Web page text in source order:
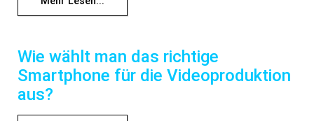
Wie wählt man das richtige
Smartphone für die Videoproduktion
aus?